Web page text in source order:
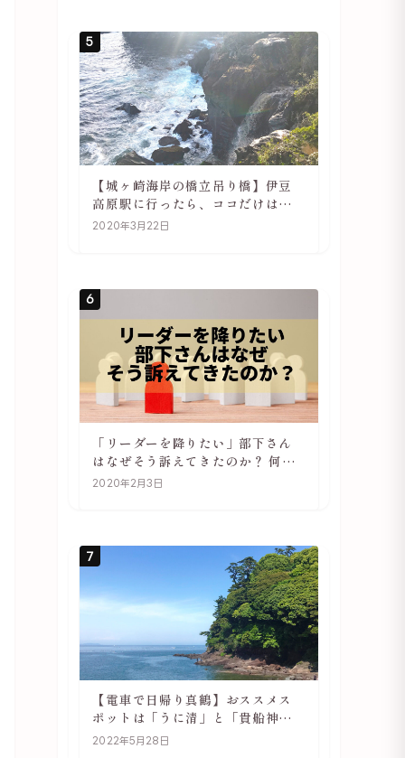
5
【城ヶ崎海岸の橋立吊り橋】伊豆
高原駅に行ったら、ココだけは必
ず訪れてほしい
2020年3月22日
6
「リーダーを降りたい」部下さん
はなぜそう訴えてきたのか？ 何が
辛いのか？ あらためて考えてみる
2020年2月3日
7
【電車で日帰り真鶴】おススメス
ポットは「うに清」と「貴船神
社」
2022年5月28日